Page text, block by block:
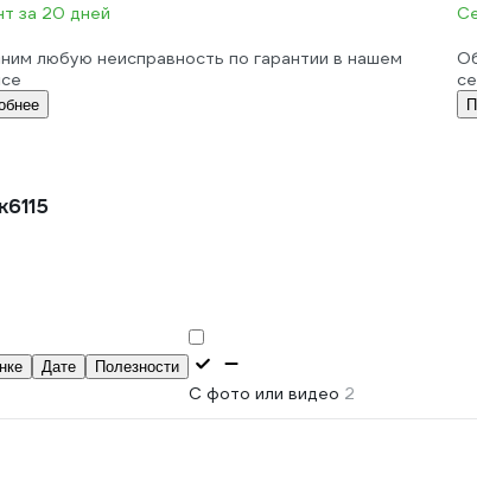
за 20 дней
любую неисправность по гарантии в нашем
Дате Полезности
С фото или видео 2